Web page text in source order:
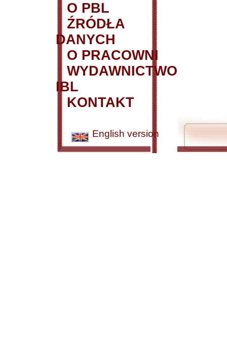
O PBL
ŹRÓDŁA
DANYCH
O PRACOWNI
WYDAWNICTWO
IBL
KONTAKT
English version